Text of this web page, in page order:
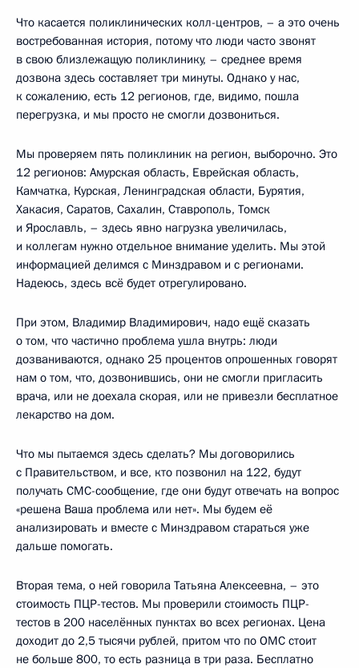
Что касается поликлинических колл-центров, – а это очень
востребованная история, потому что люди часто звонят
в свою близлежащую поликлинику, – среднее время
дозвона здесь составляет три минуты. Однако у нас,
к сожалению, есть 12 регионов, где, видимо, пошла
перегрузка, и мы просто не смогли дозвониться.
Мы проверяем пять поликлиник на регион, выборочно. Это
12 регионов: Амурская область, Еврейская область,
Камчатка, Курская, Ленинградская области, Бурятия,
Хакасия, Саратов, Сахалин, Ставрополь, Томск
и Ярославль, – здесь явно нагрузка увеличилась,
и коллегам нужно отдельное внимание уделить. Мы этой
информацией делимся с Минздравом и с регионами.
Надеюсь, здесь всё будет отрегулировано.
При этом, Владимир Владимирович, надо ещё сказать
о том, что частично проблема ушла внутрь: люди
дозваниваются, однако 25 процентов опрошенных говорят
нам о том, что, дозвонившись, они не смогли пригласить
врача, или не доехала скорая, или не привезли бесплатное
лекарство на дом.
Что мы пытаемся здесь сделать? Мы договорились
с Правительством, и все, кто позвонил на 122, будут
получать СМС-сообщение, где они будут отвечать на вопрос
«решена Ваша проблема или нет». Мы будем её
анализировать и вместе с Минздравом стараться уже
дальше помогать.
Вторая тема, о ней говорила Татьяна Алексеевна, – это
стоимость ПЦР-тестов. Мы проверили стоимость ПЦР-
тестов в 200 населённых пунктах во всех регионах. Цена
доходит до 2,5 тысячи рублей, притом что по ОМС стоит
не больше 800, то есть разница в три раза. Бесплатно